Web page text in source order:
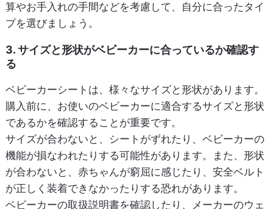
算やお手入れの手間などを考慮して、自分に合ったタイ
プを選びましょう。
3. サイズと形状がベビーカーに合っているか確認す
る
ベビーカーシートは、様々なサイズと形状があります。
購入前に、お使いのベビーカーに適合するサイズと形状
であるかを確認することが重要です。
サイズが合わないと、シートがずれたり、ベビーカーの
機能が損なわれたりする可能性があります。また、形状
が合わないと、赤ちゃんが窮屈に感じたり、安全ベルト
が正しく装着できなかったりする恐れがあります。
ベビーカーの取扱説明書を確認したり、メーカーのウェ